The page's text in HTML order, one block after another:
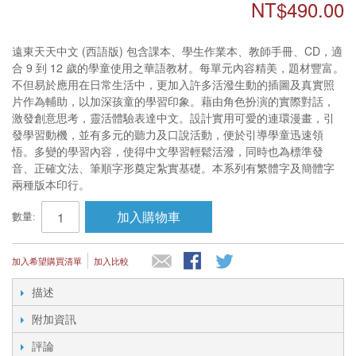
NT$490.00
遠東天天中文 (西語版) 包含課本、學生作業本、教師手冊、CD，適
合 9 到 12 歲的學童使用之華語教材。每單元內容精美，題材豐富。
不但易於應用在日常生活中，更加入許多活潑生動的插圖及真實照
片作為輔助，以加深孩童的學習印象。藉由角色扮演的實際對話，
激發創意思考，靈活體驗表達中文。設計實用可愛的連環漫畫，引
發學習動機，並有多元的聽力及口說活動，便於引導學童迅速領
悟。多變的學習內容，使得中文學習輕鬆活潑，同時也為標準發
音、正確文法、筆順字形奠定紮實基礎。本系列有繁體字及簡體字
兩種版本印行。
數量: 加入購物車
加入希望購買清單 加入比較
描述
附加資訊
評論